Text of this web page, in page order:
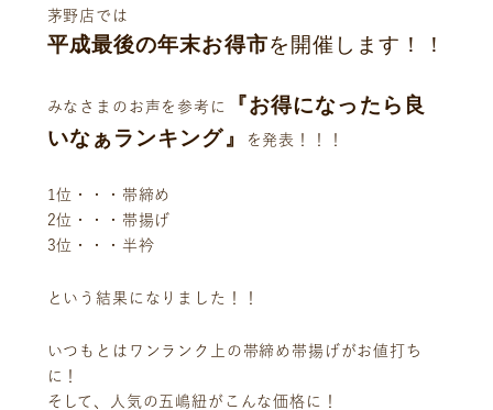
ニュース サービス
茅野店では
平成最後の年末お得市を開催します！！
みなさまのお声を参考に
『お得になったら良
いなぁランキング』
を発表！！！
1位・・・帯締め
2位・・・帯揚げ
3位・・・半衿
という結果になりました！！
いつもとはワンランク上の帯締め帯揚げがお値打ち
に！
そして、人気の五嶋紐がこんな価格に！